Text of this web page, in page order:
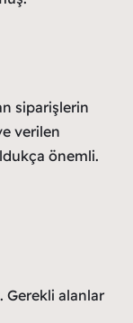
siparişlerin
verilen
önemli.
Gerekli alanlar